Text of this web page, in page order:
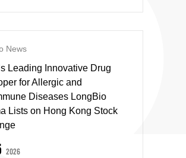
News
Leading Innovative Drug
for Allergic and
Diseases LongBio
Lists on Hong Kong Stock
2026